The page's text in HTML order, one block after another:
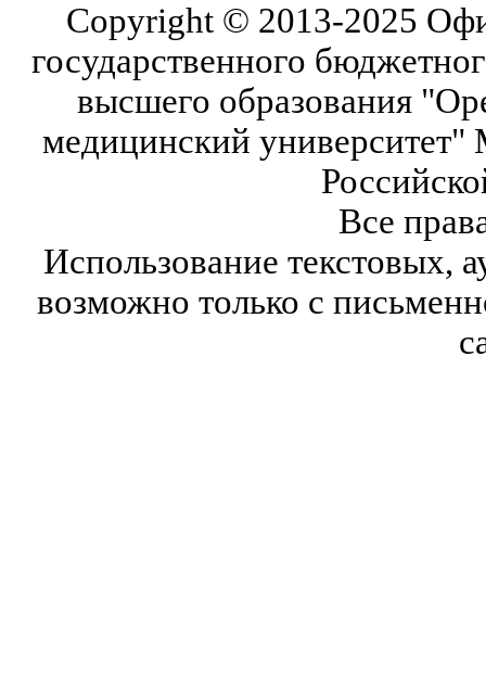
Copyright © 2013-2025
государственного
высшего образования
медицинский университет"
Все
Использование текстовых,
возможно только с